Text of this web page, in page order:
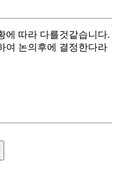
에 따라 다를것같습니다.
여 논의후에 결정한다라